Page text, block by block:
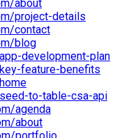
about
project-details
contact
blog
development-plan
feature-benefits
to-table-csa-api
agenda
about